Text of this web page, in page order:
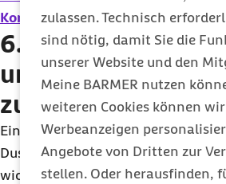
zulassen. Technisch
sind nötig, damit Sie die
unserer Website und den
Meine BARMER nutzen
weiteren Cookies können wir
Werbeanzeigen
Angebote von Dritten zur
stellen. Oder herausfinden,
Kontaktmöglichkeiten.
6. Was gibt es bei
und Duschhilfen
zu beachten?
Eine vorherige Beantragung Ihrer
Duschhilfe ist nicht notwendig. Es
wichtig, dass Sie dem